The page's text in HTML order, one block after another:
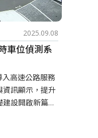
2025.09.08
車位偵測系
高速公路服務
資訊顯示，提升
建設開啟新篇